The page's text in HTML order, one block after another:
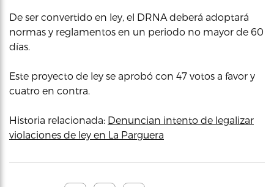
De ser convertido en ley, el DRNA deberá adoptará
normas y reglamentos en un periodo no mayor de 60
días.
Este proyecto de ley se aprobó con 47 votos a favor y
cuatro en contra.
Historia relacionada: Denuncian intento de legalizar
violaciones de ley en La Parguera